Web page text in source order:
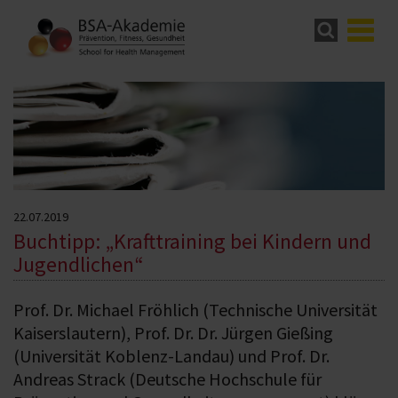
22.07.2019
Buchtipp: „Krafttraining bei Kindern und
Jugendlichen“
Prof. Dr. Michael Fröhlich (Technische Universität
Kaiserslautern), Prof. Dr. Dr. Jürgen Gießing
(Universität Koblenz-Landau) und Prof. Dr.
Andreas Strack (Deutsche Hochschule für